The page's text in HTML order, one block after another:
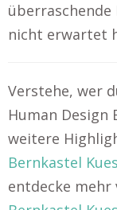
überraschende
nicht erwartet
Verstehe, wer
Human Design
weitere
Bernkastel Kues
entdecke mehr